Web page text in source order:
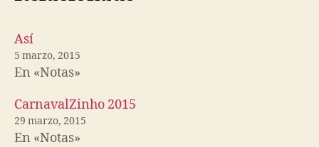
Así
5 marzo, 2015
En «Notas»
CarnavalZinho 2015
29 marzo, 2015
En «Notas»